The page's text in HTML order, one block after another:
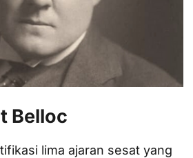
Belloc
lima ajaran sesat yang